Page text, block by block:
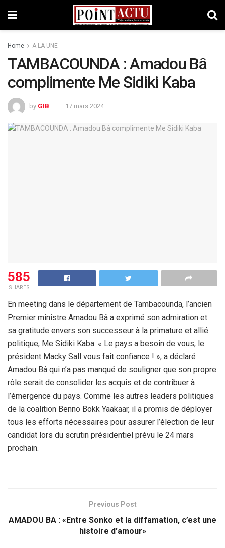
Home A LA UNE
TAMBACOUNDA : Amadou Bâ
complimente Me Sidiki Kaba
by GIB 17 mars 2024
585
SHARES
En meeting dans le département de Tambacounda, l’ancien
Premier ministre Amadou Bâ a exprimé son admiration et
sa gratitude envers son successeur à la primature et allié
politique, Me Sidiki Kaba. « Le pays a besoin de vous, le
président Macky Sall vous fait confiance ! », a déclaré
Amadou Bâ qui n’a pas manqué de souligner que son propre
rôle serait de consolider les acquis et de contribuer à
l’émergence du pays. Comme les autres leaders politiques
de la coalition Benno Bokk Yaakaar, il a promis de déployer
tous les efforts nécessaires pour assurer l’élection de leur
candidat lors du scrutin présidentiel prévu le 24 mars
prochain.
Previous Post
AMADOU BA : «Entre Sonko et la diffamation, c’est une
histoire d’amour»